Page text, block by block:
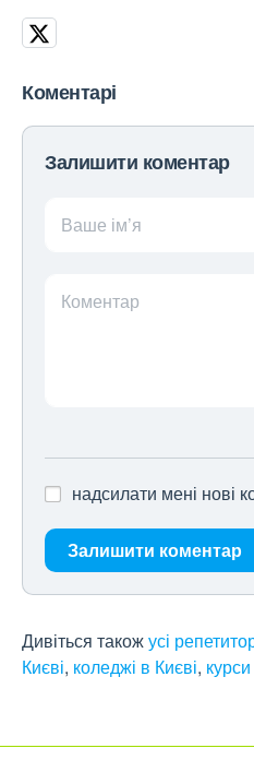
Коментарі
Залишити коментар
Ваше ім’я
Коментар
надсилати мені нові
Залишити коментар
Дивіться такожусі
Києві, коледжі в Києві,